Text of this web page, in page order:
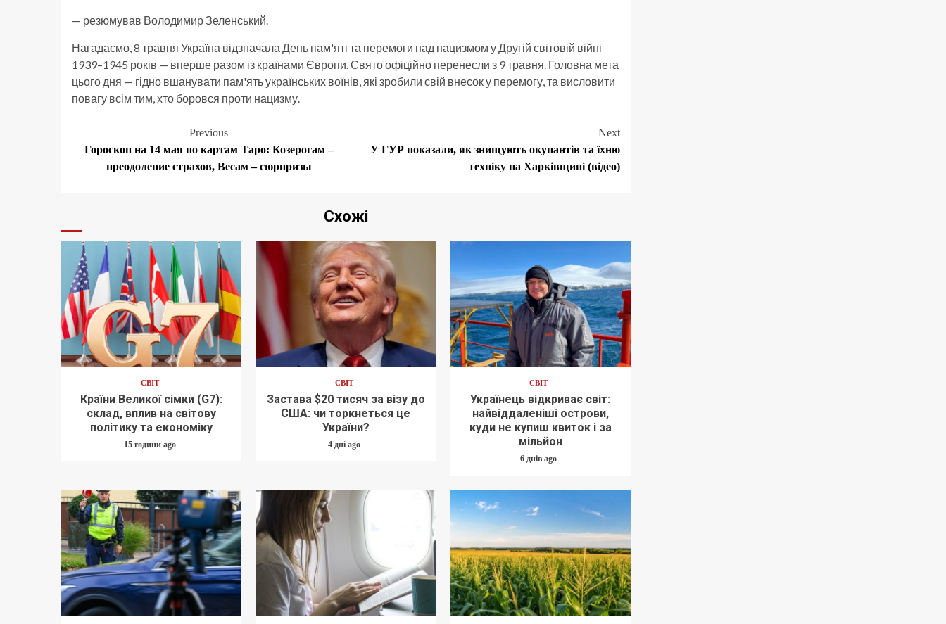
— резюмував Володимир Зеленський.
Нагадаємо, 8 травня Україна відзначала День пам'яті та перемоги над нацизмом у Другій світовій війні
1939–1945 років — вперше разом із країнами Європи. Свято офіційно перенесли з 9 травня. Головна мета
цього дня — гідно вшанувати пам'ять українських воїнів, які зробили свій внесок у перемогу, та висловити
повагу всім тим, хто боровся проти нацизму.
navigation
Previous
Гороскоп на 14 мая по картам Таро: Козерогам –
преодоление страхов, Весам – сюрпризы
Next
У ГУР показали, як знищують окупантів та їхню
техніку на Харківщині (відео)
Схожі
СВІТ
Країни Великої сімки (G7):
склад, вплив на світову
політику та економіку
15 години ago
СВІТ
Застава $20 тисяч за візу до
США: чи торкнеться це
України?
4 дні ago
СВІТ
Українець відкриває світ:
найвіддаленіші острови,
куди не купиш квиток і за
мільйон
6 днів ago